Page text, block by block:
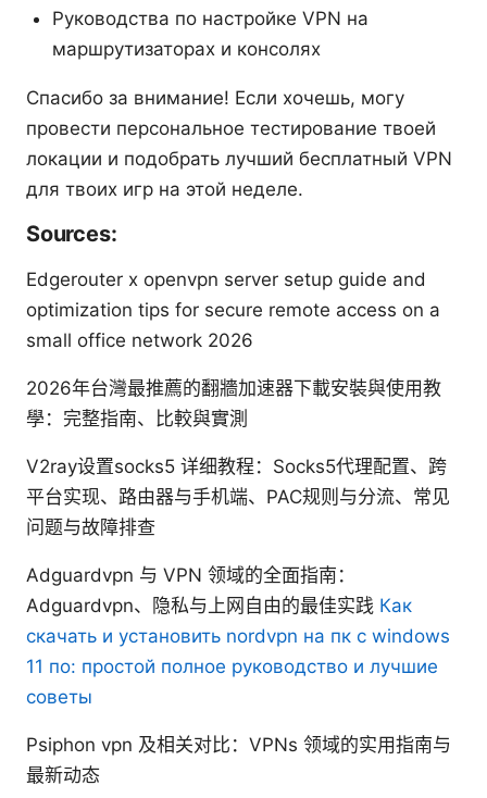
Руководства по настройке VPN на
маршрутизаторах и консолях
Спасибо за внимание! Если хочешь, могу
провести персональное тестирование твоей
локации и подобрать лучший бесплатный VPN
для твоих игр на этой неделе.
Sources:
Edgerouter x openvpn server setup guide and
optimization tips for secure remote access on a
small office network 2026
2026年台灣最推薦的翻牆加速器下載安裝與使用教
學：完整指南、比較與實測
V2ray设置socks5 详细教程：Socks5代理配置、跨
平台实现、路由器与手机端、PAC规则与分流、常见
问题与故障排查
Adguardvpn 与 VPN 领域的全面指南：
Adguardvpn、隐私与上网自由的最佳实践 Как
скачать и установить nordvpn на пк с windows
11 по: простой полное руководство и лучшие
советы
Psiphon vpn 及相关对比：VPNs 领域的实用指南与
最新动态